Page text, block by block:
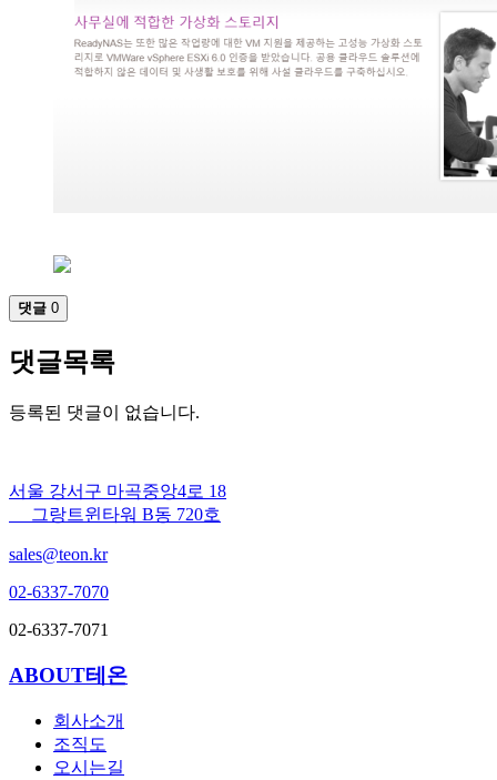
댓글 0
댓글목록
등록된 댓글이 없습니다.
서울 강서구 마곡중앙4로 18
그랑트윈타워 B동 720호
sales@teon.kr
02-6337-7070
02-6337-7071
ABOUT테온
회사소개
조직도
오시는길